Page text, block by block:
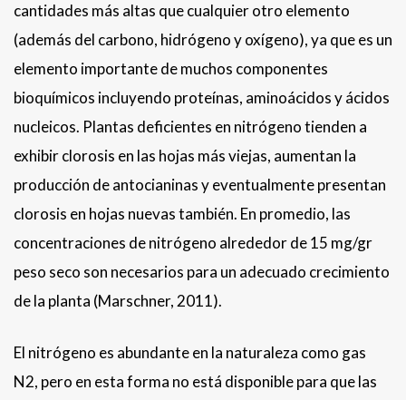
cantidades más altas que cualquier otro elemento
(además del carbono, hidrógeno y oxígeno), ya que es un
elemento importante de muchos componentes
bioquímicos incluyendo proteínas, aminoácidos y ácidos
nucleicos. Plantas deficientes en nitrógeno tienden a
exhibir clorosis en las hojas más viejas, aumentan la
producción de antocianinas y eventualmente presentan
clorosis en hojas nuevas también. En promedio, las
concentraciones de nitrógeno alrededor de 15 mg/gr
peso seco son necesarios para un adecuado crecimiento
de la planta (Marschner, 2011).
El nitrógeno es abundante en la naturaleza como gas
N2, pero en esta forma no está disponible para que las